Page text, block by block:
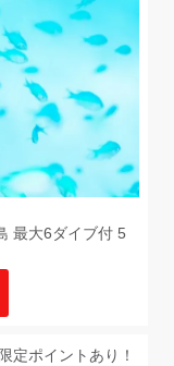
最大6ダイブ付 5
定ポイントあり！